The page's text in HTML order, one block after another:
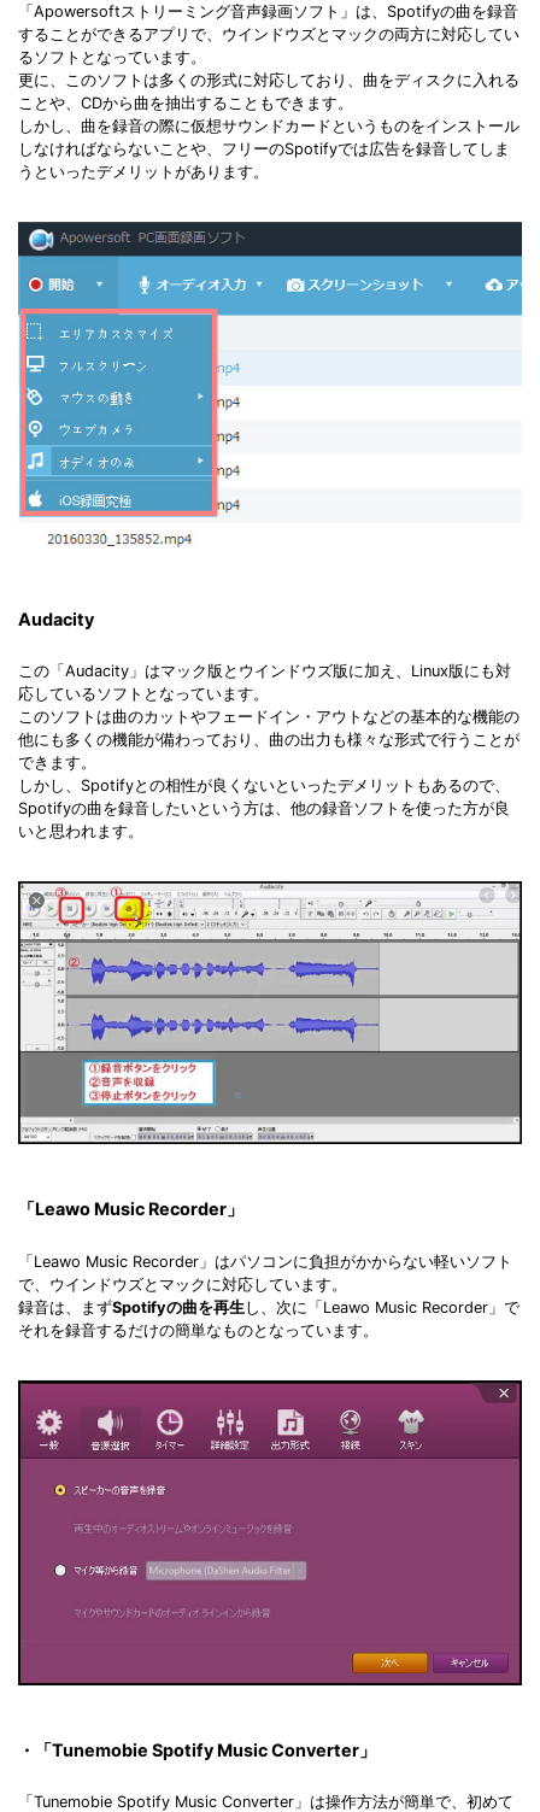
「Apowersoftストリーミング音声録画ソフト」は、Spotifyの曲を録音
することができるアプリで、ウインドウズとマックの両方に対応してい
るソフトとなっています。
更に、このソフトは多くの形式に対応しており、曲をディスクに入れる
ことや、CDから曲を抽出することもできます。
しかし、曲を録音の際に仮想サウンドカードというものをインストール
しなければならないことや、フリーのSpotifyでは広告を録音してしま
うといったデメリットがあります。
Audacity
この「Audacity」はマック版とウインドウズ版に加え、Linux版にも対
応しているソフトとなっています。
このソフトは曲のカットやフェードイン・アウトなどの基本的な機能の
他にも多くの機能が備わっており、曲の出力も様々な形式で行うことが
できます。
しかし、Spotifyとの相性が良くないといったデメリットもあるので、
Spotifyの曲を録音したいという方は、他の録音ソフトを使った方が良
いと思われます。
「Leawo Music Recorder」
「Leawo Music Recorder」はパソコンに負担がかからない軽いソフト
で、ウインドウズとマックに対応しています。
録音は、まずSpotifyの曲を再生し、次に「Leawo Music Recorder」で
それを録音するだけの簡単なものとなっています。
・「Tunemobie Spotify Music Converter」
「Tunemobie Spotify Music Converter」は操作方法が簡単で、初めて